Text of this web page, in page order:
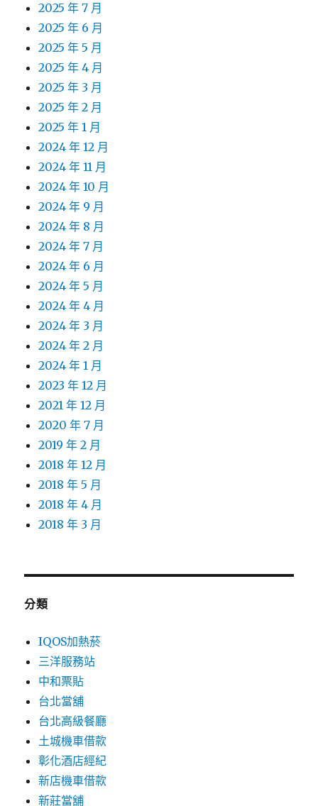
2025 年 7 月
2025 年 6 月
2025 年 5 月
2025 年 4 月
2025 年 3 月
2025 年 2 月
2025 年 1 月
2024 年 12 月
2024 年 11 月
2024 年 10 月
2024 年 9 月
2024 年 8 月
2024 年 7 月
2024 年 6 月
2024 年 5 月
2024 年 4 月
2024 年 3 月
2024 年 2 月
2024 年 1 月
2023 年 12 月
2021 年 12 月
2020 年 7 月
2019 年 2 月
2018 年 12 月
2018 年 5 月
2018 年 4 月
2018 年 3 月
分類
IQOS加熱菸
三洋服務站
中和票貼
台北當舖
台北高級餐廳
土城機車借款
彰化酒店經紀
新店機車借款
新莊當舖